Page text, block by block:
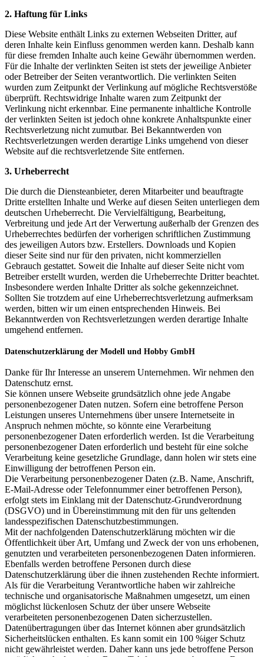
2. Haftung für Links
Diese Website enthält Links zu externen Webseiten Dritter, auf
deren Inhalte kein Einfluss genommen werden kann. Deshalb kann
für diese fremden Inhalte auch keine Gewähr übernommen werden.
Für die Inhalte der verlinkten Seiten ist stets der jeweilige Anbieter
oder Betreiber der Seiten verantwortlich. Die verlinkten Seiten
wurden zum Zeitpunkt der Verlinkung auf mögliche Rechtsverstöße
überprüft. Rechtswidrige Inhalte waren zum Zeitpunkt der
Verlinkung nicht erkennbar. Eine permanente inhaltliche Kontrolle
der verlinkten Seiten ist jedoch ohne konkrete Anhaltspunkte einer
Rechtsverletzung nicht zumutbar. Bei Bekanntwerden von
Rechtsverletzungen werden derartige Links umgehend von dieser
Website auf die rechtsverletzende Site entfernen.
3. Urheberrecht
Die durch die Diensteanbieter, deren Mitarbeiter und beauftragte
Dritte erstellten Inhalte und Werke auf diesen Seiten unterliegen dem
deutschen Urheberrecht. Die Vervielfältigung, Bearbeitung,
Verbreitung und jede Art der Verwertung außerhalb der Grenzen des
Urheberrechtes bedürfen der vorherigen schriftlichen Zustimmung
des jeweiligen Autors bzw. Erstellers. Downloads und Kopien
dieser Seite sind nur für den privaten, nicht kommerziellen
Gebrauch gestattet. Soweit die Inhalte auf dieser Seite nicht vom
Betreiber erstellt wurden, werden die Urheberrechte Dritter beachtet.
Insbesondere werden Inhalte Dritter als solche gekennzeichnet.
Sollten Sie trotzdem auf eine Urheberrechtsverletzung aufmerksam
werden, bitten wir um einen entsprechenden Hinweis. Bei
Bekanntwerden von Rechtsverletzungen werden derartige Inhalte
umgehend entfernen.
Datenschutzerklärung der Modell und Hobby GmbH
Danke für Ihr Interesse an unserem Unternehmen. Wir nehmen den
Datenschutz ernst.
Sie können unsere Webseite grundsätzlich ohne jede Angabe
personenbezogener Daten nutzen. Sofern eine betroffene Person
Leistungen unseres Unternehmens über unsere Internetseite in
Anspruch nehmen möchte, so könnte eine Verarbeitung
personenbezogener Daten erforderlich werden. Ist die Verarbeitung
personenbezogener Daten erforderlich und besteht für eine solche
Verarbeitung keine gesetzliche Grundlage, dann holen wir stets eine
Einwilligung der betroffenen Person ein.
Die Verarbeitung personenbezogener Daten (z.B. Name, Anschrift,
E-Mail-Adresse oder Telefonnummer einer betroffenen Person),
erfolgt stets im Einklang mit der Datenschutz-Grundverordnung
(DSGVO) und in Übereinstimmung mit den für uns geltenden
landesspezifischen Datenschutzbestimmungen.
Mit der nachfolgenden Datenschutzerklärung möchten wir die
Öffentlichkeit über Art, Umfang und Zweck der von uns erhobenen,
genutzten und verarbeiteten personenbezogenen Daten informieren.
Ebenfalls werden betroffene Personen durch diese
Datenschutzerklärung über die ihnen zustehenden Rechte informiert.
Als für die Verarbeitung Verantwortliche haben wir zahlreiche
technische und organisatorische Maßnahmen umgesetzt, um einen
möglichst lückenlosen Schutz der über unsere Webseite
verarbeiteten personenbezogenen Daten sicherzustellen.
Datenübertragungen über das Internet können aber grundsätzlich
Sicherheitslücken enthalten. Es kann somit ein 100 %iger Schutz
nicht gewährleistet werden. Daher kann uns jede betroffene Person